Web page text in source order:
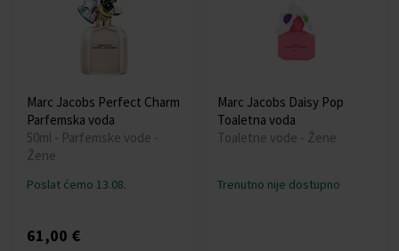
Marc Jacobs Perfect Charm
Parfemska voda
50ml - Parfemske vode -
Žene
Poslat ćemo 13.08.
61,00 €
Marc Jacobs Daisy Pop
Toaletna voda
Toaletne vode - Žene
Trenutno nije dostupno